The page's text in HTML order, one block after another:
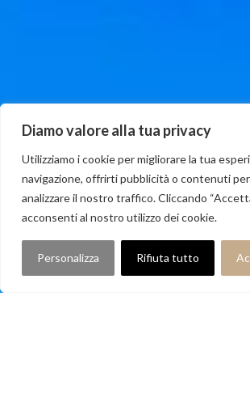
Diamo valore alla tua privacy
Utilizziamo i cookie per migliorare la tua
navigazione, offrirti pubblicità o contenuti
analizzare il nostro traffico. Cliccando
acconsenti al nostro utilizzo dei cookie.
Personalizza Rifiuta tutto